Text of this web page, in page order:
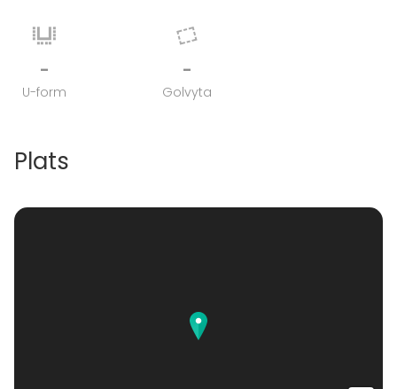
-
U-form
-
Golvyta
Plats